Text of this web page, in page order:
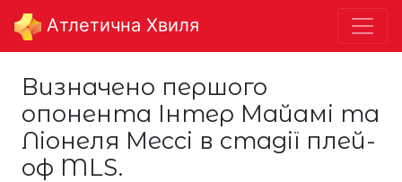
Aтлетична Хвиля
Визначено першого
опонента Інтер Майамі та
Ліонеля Мессі в стадії плей-
оф MLS.